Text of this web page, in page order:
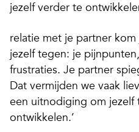
jezelf verder te
relatie met je partner
jezelf tegen: je
frustraties. Je partner
Dat vermijden we vaak
een uitnodiging om jezelf
ontwikkelen.’